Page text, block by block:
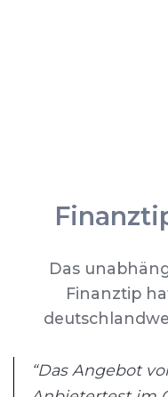
Das
Finanztip
“Das Angebot